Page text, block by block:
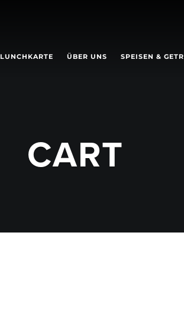
LUNCHKARTE ÜBER UNS SPEISEN &
CART